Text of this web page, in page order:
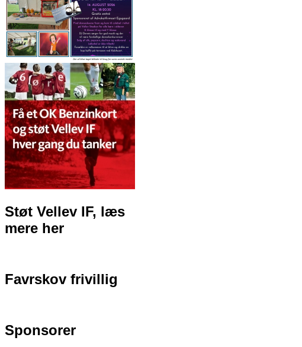
Støt Vellev IF, læs
mere her
Favrskov frivillig
Sponsorer